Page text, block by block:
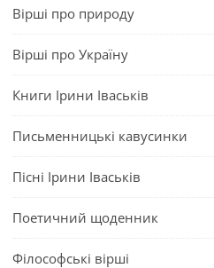
Вірші про природу
Вірші про Україну
Книги Ірини Іваськів
Письменницькі кавусинки
Пісні Ірини Іваськів
Поетичний щоденник
Філософські вірші